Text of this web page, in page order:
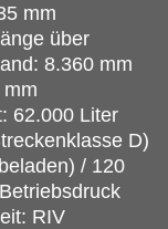
mm
über
8.360 mm
62.000 Liter
D)
/ 120
RIV